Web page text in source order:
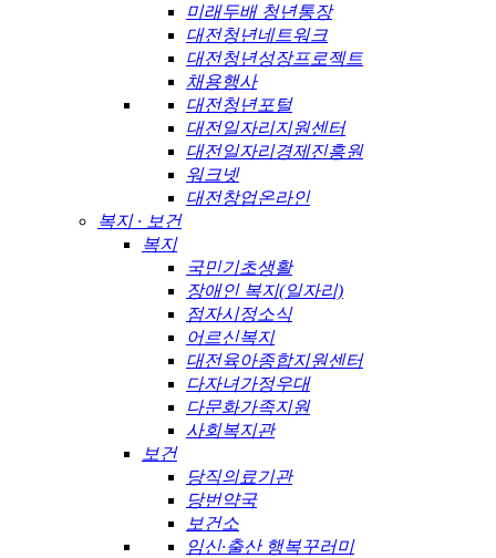
미래두배 청년통장
대전청년네트워크
대전청년성장프로젝트
채용행사
대전청년포털
대전일자리지원센터
대전일자리경제진흥원
워크넷
대전창업온라인
복지 · 보건
복지
국민기초생활
장애인 복지(일자리)
점자시정소식
어르신복지
대전육아종합지원센터
다자녀가정우대
다문화가족지원
사회복지관
보건
당직의료기관
당번약국
보건소
임신·출산 행복꾸러미